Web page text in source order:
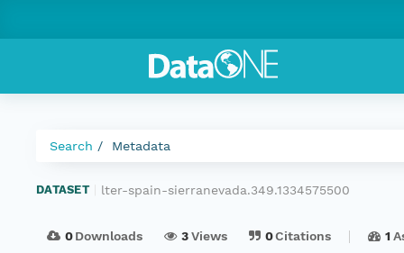
Search Metadata
DATASET lter-spain-sierranevada.349.1334575500
0Downloads 3Views 0Citations 1